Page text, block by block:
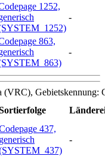
1252,
-
863,
-
(VRC), Gebietskennung:
437,
generisch
-